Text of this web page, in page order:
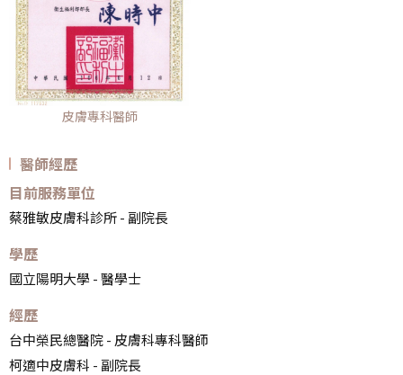
皮膚專科醫師
醫師經歷
目前服務單位
蔡雅敏皮膚科診所 - 副院長
學歷
國立陽明大學 - 醫學士
經歷
台中榮民總醫院 - 皮膚科專科醫師
柯適中皮膚科 - 副院長